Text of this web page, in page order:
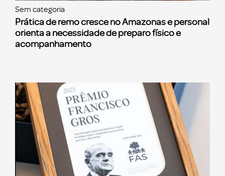
Sem categoria
Prática de remo cresce no Amazonas e personal
orienta a necessidade de preparo físico e
acompanhamento